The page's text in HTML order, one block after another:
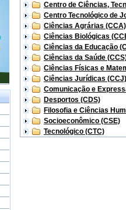
Centro de Ciências,
Centro Tecnológico de
Ciências Agrárias (CCA)
Ciências Biológicas
Ciências da Educação
Ciências da Saúde
Ciências Físicas e
Ciências Jurídicas (CCJ)
Comunicação e
Desportos (CDS)
Filosofia e Ciências
Socioeconômico (CSE)
Tecnológico (CTC)